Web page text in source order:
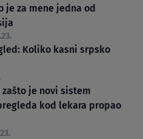
je za mene jedna od
Koliko kasni srpsko
zašto je novi sistem
kod lekara propao